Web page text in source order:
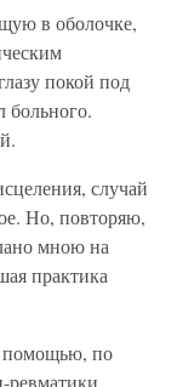
в оболочке,
покой под
больного.
случай
Но, повторяю,
мною на
практика
помощью, по